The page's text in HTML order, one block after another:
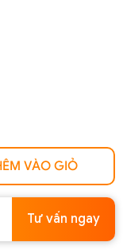
VÀO GIỎ
Tư vấn ngay